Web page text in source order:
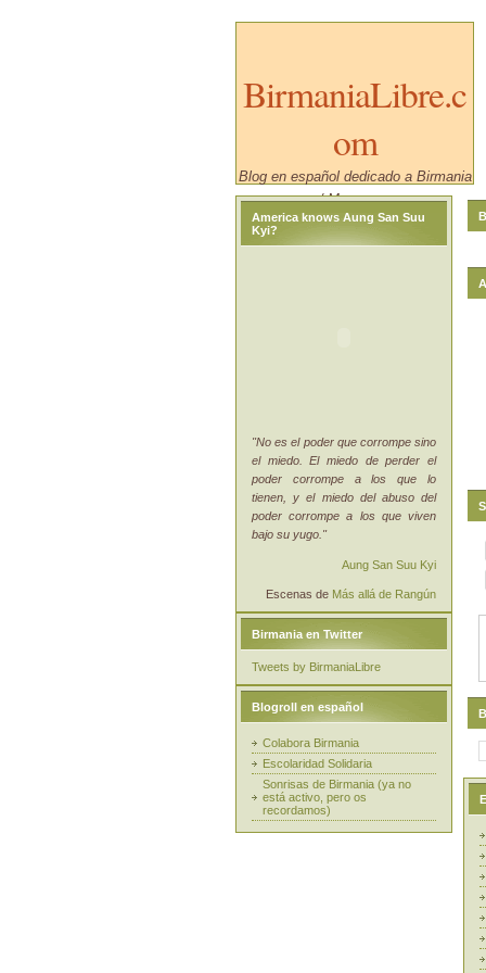
BirmaniaLibre.c
om
Blog en español dedicado a Birmania
/ Myanmar.
America knows Aung San Suu
Kyi?
"No es el poder que corrompe sino
el miedo. El miedo de perder el
poder corrompe a los que lo
tienen, y el miedo del abuso del
poder corrompe a los que viven
bajo su yugo."
Aung San Suu Kyi
Escenas de Más allá de Rangún
Birmania en Twitter
Tweets by BirmaniaLibre
Blogroll en español
Colabora Birmania
Escolaridad Solidaria
Sonrisas de Birmania (ya no
está activo, pero os
recordamos)